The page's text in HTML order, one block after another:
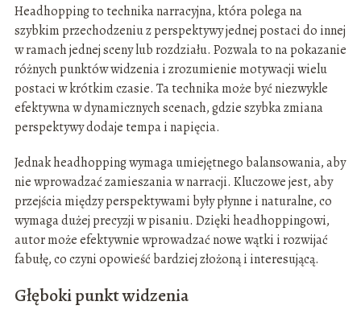
Headhopping to technika narracyjna, która polega na
szybkim przechodzeniu z perspektywy jednej postaci do innej
w ramach jednej sceny lub rozdziału. Pozwala to na pokazanie
różnych punktów widzenia i zrozumienie motywacji wielu
postaci w krótkim czasie. Ta technika może być niezwykle
efektywna w dynamicznych scenach, gdzie szybka zmiana
perspektywy dodaje tempa i napięcia.
Jednak headhopping wymaga umiejętnego balansowania, aby
nie wprowadzać zamieszania w narracji. Kluczowe jest, aby
przejścia między perspektywami były płynne i naturalne, co
wymaga dużej precyzji w pisaniu. Dzięki headhoppingowi,
autor może efektywnie wprowadzać nowe wątki i rozwijać
fabułę, co czyni opowieść bardziej złożoną i interesującą.
Głęboki punkt widzenia